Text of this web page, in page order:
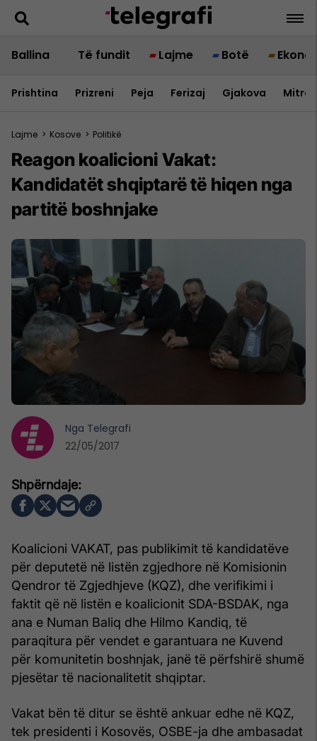
Ballina Të fundit Lajme Botë
Prishtina Prizreni Peja Ferizaj Gjakova
Lajme > Kosove > Politikë
Reagon koalicioni Vakat:
Kandidatët shqiptarë të hiqen nga
partitë boshnjake
Koalicioni VAKAT, pas publikimit të kandidatëve
për deputetë në listën zgjedhore në Komisionin
Qendror të Zgjedhjeve (KQZ), dhe verifikimi i
faktit që në listën e koalicionit SDA-BSDAK, nga
ana e Numan Baliq dhe Hilmo Kandiq, të
paraqitura për vendet e garantuara ne Kuvend
për komunitetin boshnjak, janë të përfshirë shumë
pjesëtar të nacionalitetit shqiptar.
Vakat bën të ditur se është ankuar edhe në KQZ,
tek presidenti i Kosovës, OSBE-ja dhe ambasadat
Nga Telegrafi
22/05/2017